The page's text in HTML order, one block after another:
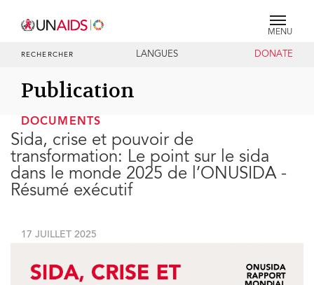
MENU
RECHERCHER LANGUES DONATE
Publication
DOCUMENTS
Sida, crise et pouvoir de
transformation: Le point sur le sida
dans le monde 2025 de l’ONUSIDA -
Résumé exécutif
17 JUILLET 2025